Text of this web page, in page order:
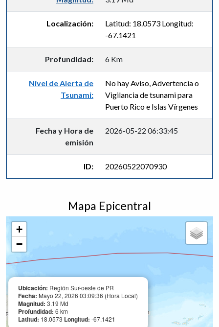
Localización:
Latitud: 18.0573 Longitud:
-67.1421
Profundidad: 6 Km
Nivel de Alerta de
Tsunami:
No hay Aviso, Advertencia o
Vigilancia de tsunami para
Puerto Rico e Islas Vírgenes
Fecha y Hora de
emisión
2026-05-22 06:33:45
ID: 20260522070930
Mapa Epicentral
Ubicación: Región Sur-oeste de PR
Fecha: Mayo 22, 2026 03:09:36 (Hora Local)
Magnitud: 3.19 Md
Profundidad: 6 km
Latitud: 18.0573 Longitud: -67.1421
+
−